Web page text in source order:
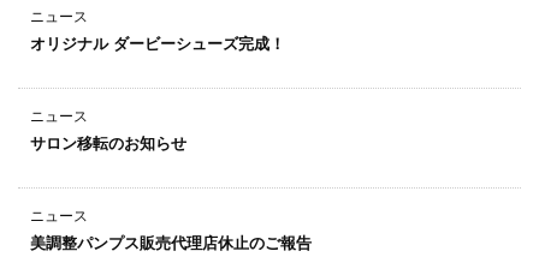
ニュース
オリジナル ダービーシューズ完成！
ニュース
サロン移転のお知らせ
ニュース
美調整パンプス販売代理店休止のご報告